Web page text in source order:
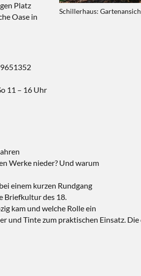
Schillerhaus:
Platz
Oase in
11 – 16 Uhr
Werke nieder? Und warum
einem kurzen Rundgang
Briefkultur des 18.
kam und welche Rolle ein
und Tinte zum praktischen Einsatz.